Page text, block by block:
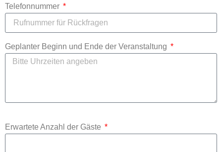
Telefonnummer
Geplanter Beginn und Ende der Veranstaltung
Erwartete Anzahl der Gäste